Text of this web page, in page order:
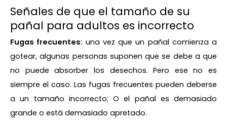
Señales de que el tamaño de su
pañal para adultos es incorrecto
Fugas frecuentes: una vez que un pañal comienza a
gotear, algunas personas suponen que se debe a que
no puede absorber los desechos. Pero ese no es
siempre el caso. Las fugas frecuentes pueden deberse
a un tamaño incorrecto; O el pañal es demasiado
grande o está demasiado apretado.